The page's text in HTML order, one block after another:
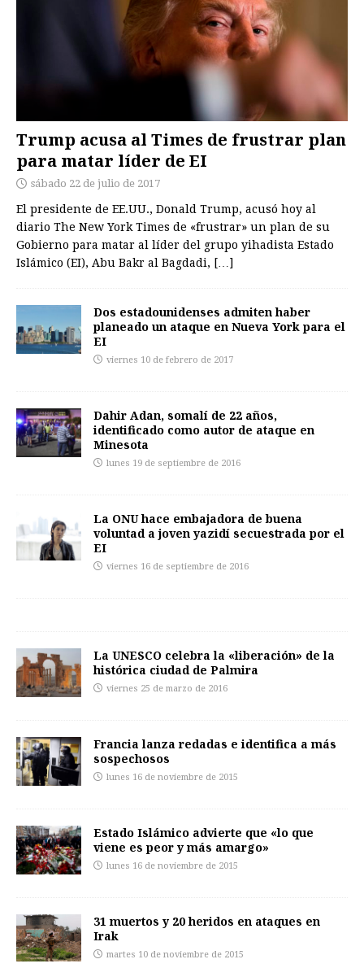
Trump acusa al Times de frustrar plan
para matar líder de EI
sábado 22 de julio de 2017
El presidente de EE.UU., Donald Trump, acusó hoy al
diario The New York Times de «frustrar» un plan de su
Gobierno para matar al líder del grupo yihadista Estado
Islámico (EI), Abu Bakr al Bagdadi, […]
Dos estadounidenses admiten haber
planeado un ataque en Nueva York para el
EI
viernes 10 de febrero de 2017
Dahir Adan, somalí de 22 años,
identificado como autor de ataque en
Minesota
lunes 19 de septiembre de 2016
La ONU hace embajadora de buena
voluntad a joven yazidí secuestrada por el
EI
viernes 16 de septiembre de 2016
La UNESCO celebra la «liberación» de la
histórica ciudad de Palmira
viernes 25 de marzo de 2016
Francia lanza redadas e identifica a más
sospechosos
lunes 16 de noviembre de 2015
Estado Islámico advierte que «lo que
viene es peor y más amargo»
lunes 16 de noviembre de 2015
31 muertos y 20 heridos en ataques en
Irak
martes 10 de noviembre de 2015